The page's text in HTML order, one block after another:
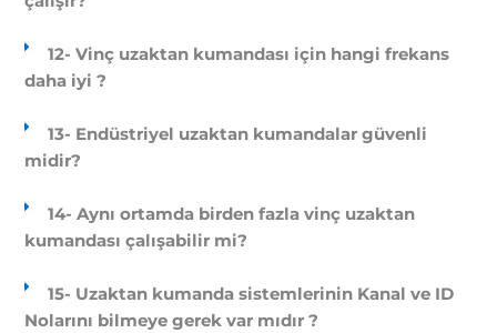
12- Vinç uzaktan kumandası için hangi frekans
daha iyi ?
13- Endüstriyel uzaktan kumandalar güvenli
midir?
14- Aynı ortamda birden fazla vinç uzaktan
kumandası çalışabilir mi?
15- Uzaktan kumanda sistemlerinin Kanal ve ID
Nolarını bilmeye gerek var mıdır ?